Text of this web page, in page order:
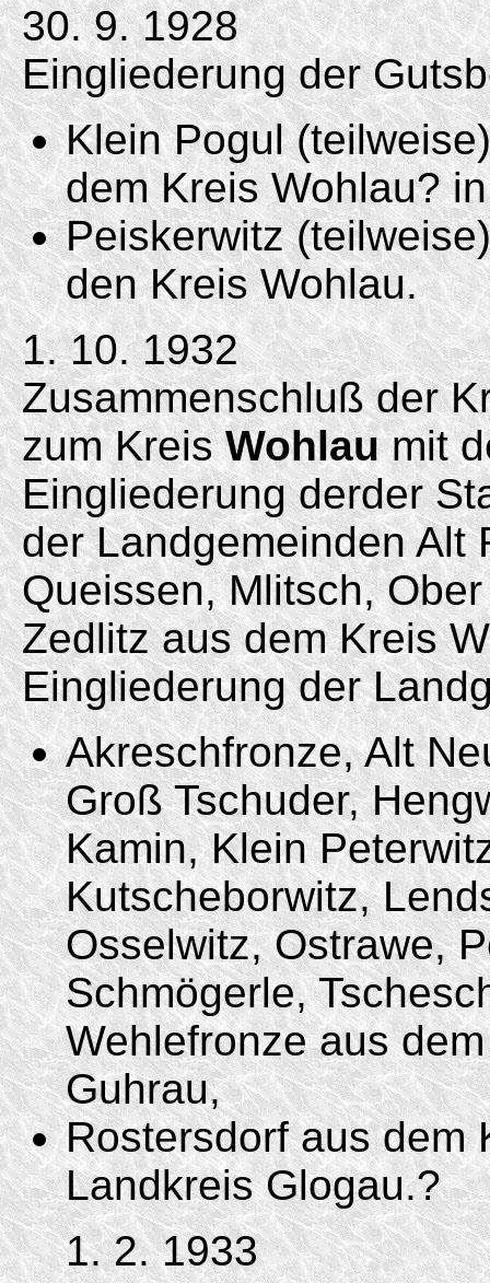
30. 9. 1928
Eingliederung der
Klein Pogul
dem Kreis Wohlau?
Peiskerwitz
den Kreis Wohlau.
1. 10. 1932
Zusammenschluß der
zum KreisWohlaumit
Eingliederung derder
der Landgemeinden Alt
Queissen, Mlitsch,
Zedlitz aus dem Kreis
Eingliederung der
Akreschfronze, Alt
Groß Tschuder,
Kamin, Klein
Kutscheborwitz,
Osselwitz, Ostrawe,
Schmögerle,
Wehlefronze aus
Guhrau,
Rostersdorf aus dem
Landkreis Glogau.?
1. 2. 1933